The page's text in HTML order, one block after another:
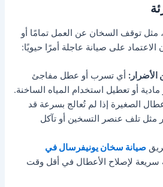
مثل توقف السخان عن العمل تمامًا أو
على صيانة عاجلة أمرًا حيويًا:
الأضرار: أي تسرب أو عطل مفاجئ
أو تعطيل استخدام المياه الساخنة.
الصغيرة إذا لم تُعالج بسرعة قد
مثل تلف عنصر التسخين أو تآكل
صيانة سخان يونيفرسال في
سريعة لإصلاح الأعطال في أقل وقت